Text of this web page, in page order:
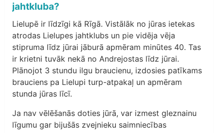
jahtkluba?
Lielupē ir līdzīgi kā Rīgā. Vistālāk no jūras ietekas
atrodas Lielupes jahtklubs un pie vidēja vēja
stipruma līdz jūrai jāburā apmēram minūtes 40. Tas
ir krietni tuvāk nekā no Andrejostas līdz jūrai.
Plānojot 3 stundu ilgu braucienu, izdosies patīkams
brauciens pa Lielupi turp-atpakaļ un apmēram
stunda jūras līcī.
Ja nav vēlēšanās doties jūrā, var izmest gleznainu
līgumu gar bijušās zvejnieku saimniecības